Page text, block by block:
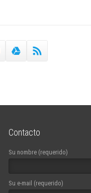
Contacto
Su nombre (requerido)
Su e-mail (requerido)